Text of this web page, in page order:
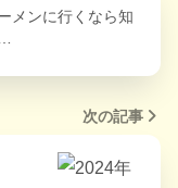
メンに行くなら知
次の記事